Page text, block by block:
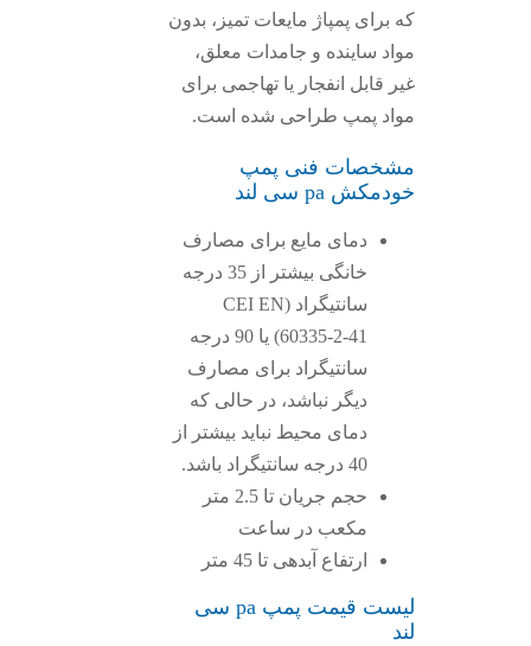
که برای پمپاژ مایعات تمیز، بدون
مواد ساینده و جامدات معلق،
غیر قابل انفجار یا تهاجمی برای
مواد پمپ طراحی شده است.
مشخصات فنی پمپ
خودمکش pa سی لند
دمای مایع برای مصارف
خانگی بیشتر از 35 درجه
سانتیگراد (CEI EN
60335-2-41) یا 90 درجه
سانتیگراد برای مصارف
دیگر نباشد، در حالی که
دمای محیط نباید بیشتر از
40 درجه سانتیگراد باشد.
حجم جریان تا 2.5 متر
مکعب در ساعت
ارتفاع آبدهی تا 45 متر
لیست قیمت پمپ pa سی
لند